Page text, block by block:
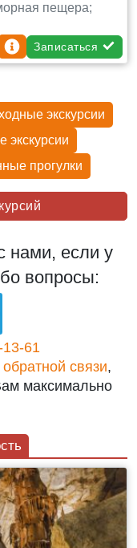
пещера;
Записаться
экскурсии
экскурcии
прогулки
нами, если у
вопросы:
61
обратной связи,
максимально